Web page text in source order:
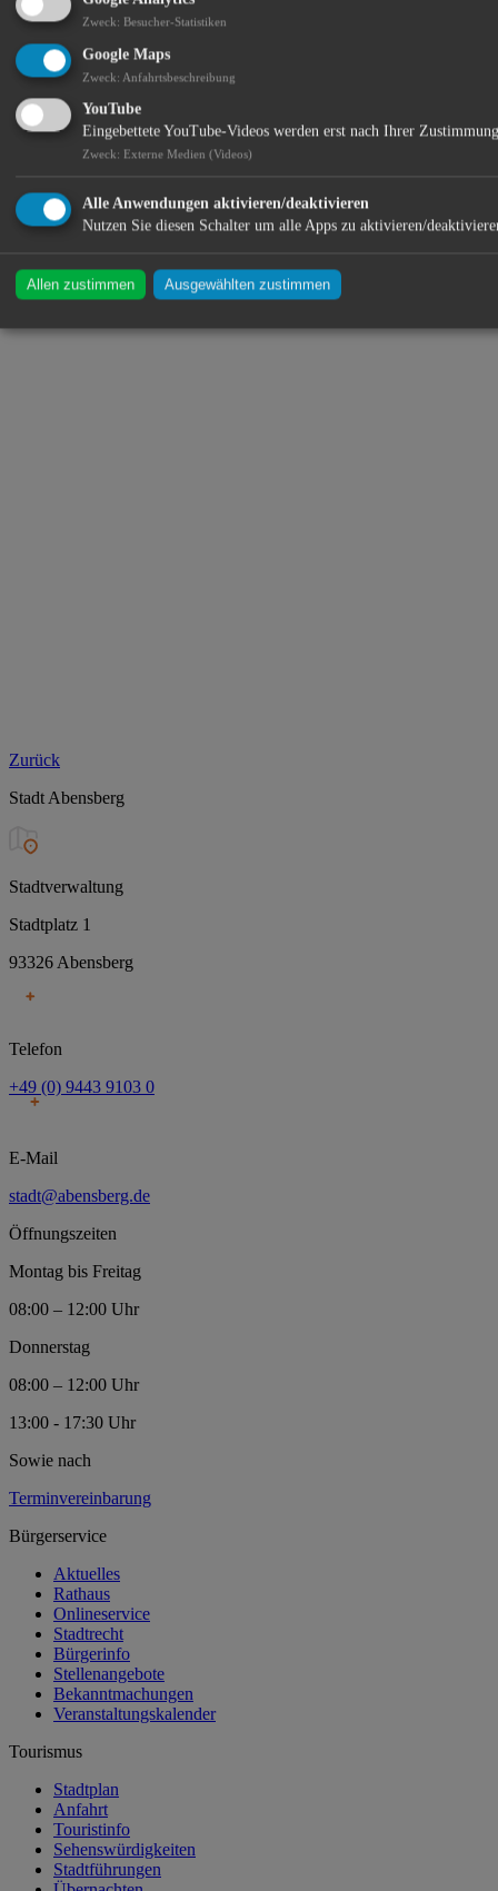
Radonmessungen nach den Richlinien des Landesamts für Umwelt
Verband Baubiologie VB Sie finden uns auch im Internet unter
www.baubiologische-fachberatung.de und ebenso über facebook.
Baubiologie IBN/Radonfachperson LfU (Landesamt für Umwelt,
Bayern), Umweltanalyse-Messtechnik-Baubiologie
Standort:
Zurück
Stadt Abensberg
Stadtverwaltung
Stadtplatz 1
93326 Abensberg
Telefon
+49 (0) 9443 9103 0
E-Mail
stadt@abensberg.de
Öffnungszeiten
Montag bis Freitag
08:00 – 12:00 Uhr
Donnerstag
08:00 – 12:00 Uhr
13:00 - 17:30 Uhr
Sowie nach
Terminvereinbarung
Bürgerservice
Aktuelles
Rathaus
Onlineservice
Stadtrecht
Bürgerinfo
Stellenangebote
Bekanntmachungen
Veranstaltungskalender
Tourismus
Stadtplan
Anfahrt
Touristinfo
Sehenswürdigkeiten
Stadtführungen
Zweck: Besucher-Statistiken
Google Maps
Zweck: Anfahrtsbeschreibung
YouTube
Eingebettete YouTube-Videos werden erst nach Ihrer
Zweck: Externe Medien (Videos)
Alle Anwendungen aktivieren/deaktivieren
Nutzen Sie diesen Schalter um alle Apps zu aktivieren/
Allen zustimmen Ausgewählten zustimmen